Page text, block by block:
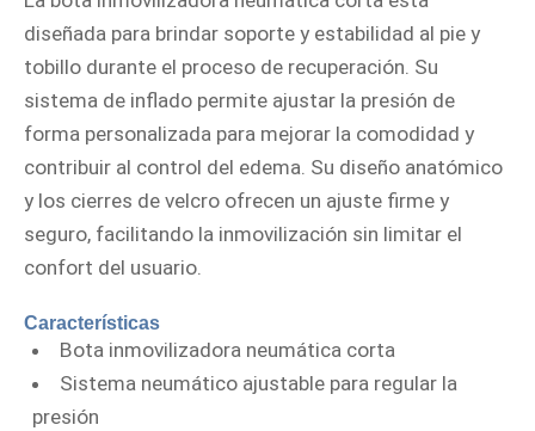
diseñada para brindar soporte y estabilidad al pie y
tobillo durante el proceso de recuperación. Su
sistema de inflado permite ajustar la presión de
forma personalizada para mejorar la comodidad y
contribuir al control del edema. Su diseño anatómico
y los cierres de velcro ofrecen un ajuste firme y
seguro, facilitando la inmovilización sin limitar el
confort del usuario.
Características
Bota inmovilizadora neumática corta
Sistema neumático ajustable para regular la
presión